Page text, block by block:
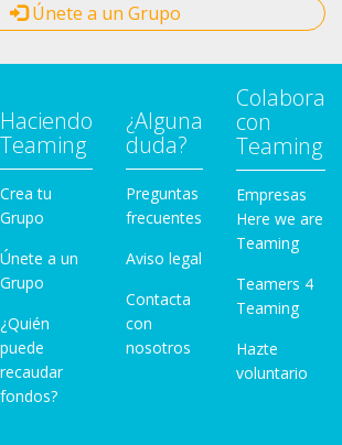
Únete a un Grupo
Haciendo
Teaming
Crea tu
Grupo
Únete a un
Grupo
¿Quién
puede
recaudar
fondos?
¿Alguna
duda?
Preguntas
frecuentes
Aviso legal
Contacta
con
nosotros
Colabora
con
Teaming
Empresas
Here we are
Teaming
Teamers 4
Teaming
Hazte
voluntario